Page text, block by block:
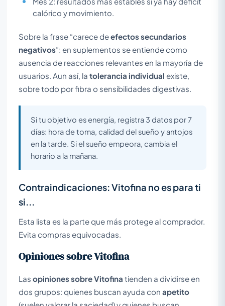
calórico y movimiento.
Sobre la frase “carece deefectos secundarios
negativos”: en suplementos se entiende como
ausencia de reacciones relevantes en la mayoría de
usuarios. Aun así, la tolerancia individual existe,
sobre todo por fibra o sensibilidades digestivas.
Si tu objetivo es energía, registra 3 datos por 7
días: hora de toma, calidad del sueño y antojos
en la tarde. Si el sueño empeora, cambia el
horario a la mañana.
Contraindicaciones: Vitofina no es para ti
si...
Esta lista es la parte que más protege al comprador.
Evita compras equivocadas.
Opiniones sobre Vitofina
Las opiniones sobre Vitofina tienden a dividirse en
dos grupos: quienes buscan ayuda con apetito